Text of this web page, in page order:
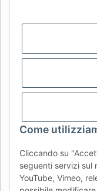
Come
Cliccando su
seguenti servizi sul
YouTube, Vimeo,
CHOISIR LA RÉGION
CH (IT)
SE
AFATEK Italia| Il